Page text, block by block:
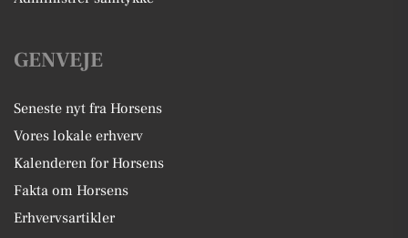
GENVEJE
Seneste nyt fra Horsens
Vores lokale erhverv
Kalenderen for Horsens
Fakta om Horsens
Erhvervsartikler